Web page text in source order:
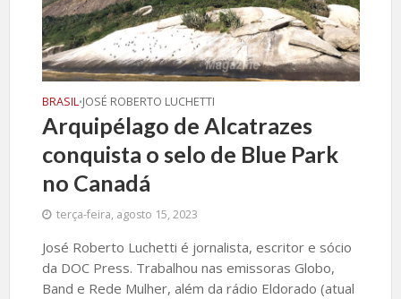
BRASIL•JOSÉ ROBERTO LUCHETTI
Arquipélago de Alcatrazes
conquista o selo de Blue Park
no Canadá
terça-feira, agosto 15, 2023
José Roberto Luchetti é jornalista, escritor e sócio
da DOC Press. Trabalhou nas emissoras Globo,
Band e Rede Mulher, além da rádio Eldorado (atual